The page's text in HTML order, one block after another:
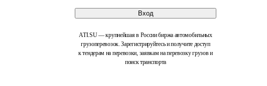
Вход
ATI.SU — крупнейшая в России биржа автомобильных
грузоперевозок. Зарегистрируйтесь и получите доступ
к тендерам на перевозки, заявкам на перевозку грузов и
поиск транспорта